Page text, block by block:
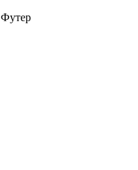
Футер